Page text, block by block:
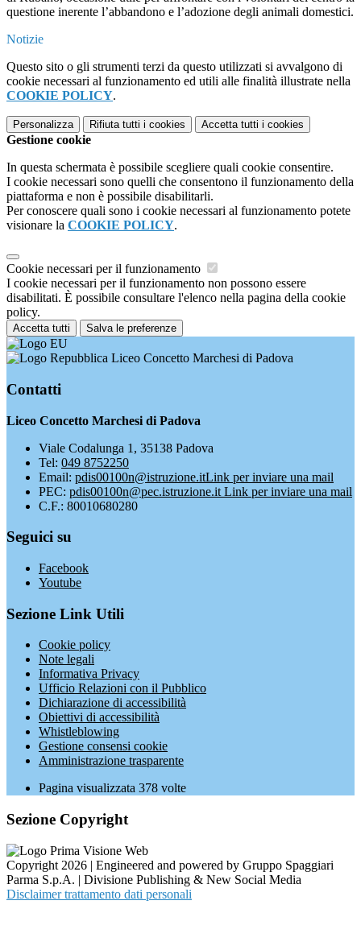
questione inerente l’abbandono e l’adozione degli animali domestici.
Notizie
Questo sito o gli strumenti terzi da questo utilizzati si avvalgono di
cookie necessari al funzionamento ed utili alle finalità illustrate nella
COOKIE POLICY.
Personalizza Rifiuta tutti i cookies Accetta tutti i cookies
Gestione cookie
In questa schermata è possibile scegliere quali cookie consentire.
I cookie necessari sono quelli che consentono il funzionamento della
piattaforma e non è possibile disabilitarli.
Per conoscere quali sono i cookie necessari al funzionamento potete
visionare la COOKIE POLICY.
Cookie necessari per il funzionamento
I cookie necessari per il funzionamento non possono essere
disabilitati. È possibile consultare l'elenco nella pagina della cookie
policy.
Accetta tutti Salva le preferenze
Liceo Concetto Marchesi di Padova
Contatti
Liceo Concetto Marchesi di Padova
Viale Codalunga 1, 35138 Padova
Tel: 049 8752250
Email: pdis00100n@istruzione.itLink per inviare una mail
PEC: pdis00100n@pec.istruzione.it Link per inviare una mail
C.F.: 80010680280
Seguici su
Facebook
Youtube
Sezione Link Utili
Cookie policy
Note legali
Informativa Privacy
Ufficio Relazioni con il Pubblico
Dichiarazione di accessibilità
Obiettivi di accessibilità
Whistleblowing
Gestione consensi cookie
Amministrazione trasparente
Pagina visualizzata 378 volte
Sezione Copyright
Copyright 2026 | Engineered and powered by Gruppo Spaggiari
Parma S.p.A. | Divisione Publishing & New Social Media
Disclaimer trattamento dati personali